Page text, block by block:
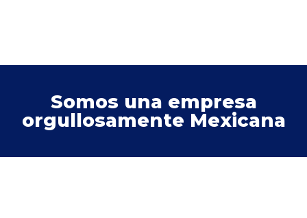
Somos una empresa
orgullosamente Mexicana